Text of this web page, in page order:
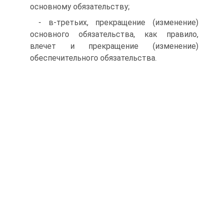
основному обязательству;
- в-третьих, прекращение (изменение)
основного обязательства, как правило,
влечет и прекращение (изменение)
обеспечительного обязательства.